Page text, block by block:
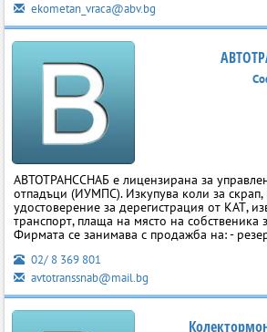
ekometan_vraca@abv.bg
АВТОТРАНССНАБ е лицензирана за
отпадъци (ИУМПС). Изкупува коли за скрап,
удостоверение за дерегистрация от КАТ,
транспорт, плаща на място на собственика
Фирмата се занимава с продажба на: -
02/ 8 369 801
avtotranssnab@mail.bg